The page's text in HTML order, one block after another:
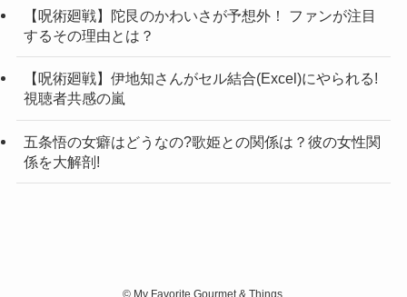
【呪術廻戦】陀艮のかわいさが予想外！ ファンが注目
するその理由とは？
【呪術廻戦】伊地知さんがセル結合(Excel)にやられる!
視聴者共感の嵐
五条悟の女癖はどうなの?歌姫との関係は？彼の女性関
係を大解剖!
©My Favorite Gourmet & Things.